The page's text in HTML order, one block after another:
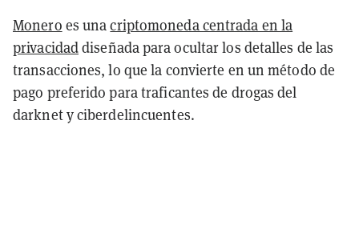
Monero es unacriptomoneda centrada en la
privacidaddiseñada para ocultar los detalles de las
transacciones, lo que la convierte en un método de
pago preferido para traficantes de drogas del
darknet y ciberdelincuentes.